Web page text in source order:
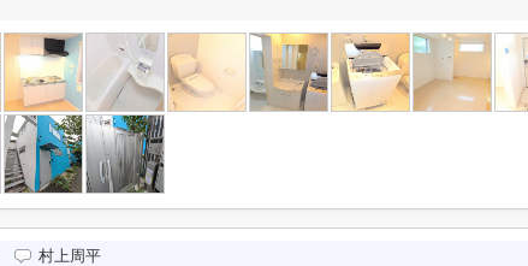
村上周平